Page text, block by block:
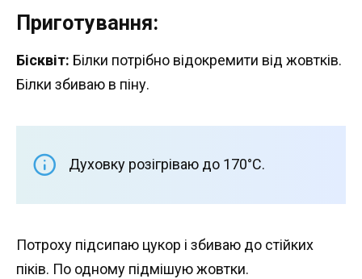
Приготування:
Бісквіт: Білки потрібно відокремити від жовтків.
Білки збиваю в піну.
Духовку розігріваю до 170°С.
Потроху підсипаю цукор і збиваю до стійких
піків. По одному підмішую жовтки.